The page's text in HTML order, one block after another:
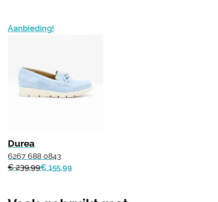
Aanbieding!
Durea
6267 688 0843
€ 239.99€ 155.99